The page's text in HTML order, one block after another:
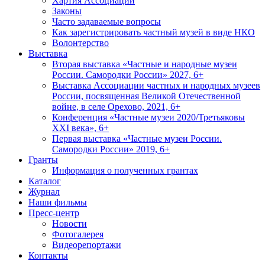
Законы
Часто задаваемые вопросы
Как зарегистрировать частный музей в виде НКО
Волонтерство
Выставка
Вторая выставка «Частные и народные музеи
России. Самородки России» 2027, 6+
Выставка Ассоциации частных и народных музеев
России, посвященная Великой Отечественной
войне, в селе Орехово, 2021, 6+
Конференция «Частные музеи 2020/Третьяковы
XXI века», 6+
Первая выставка «Частные музеи России.
Самородки России» 2019, 6+
Гранты
Информация о полученных грантах
Каталог
Журнал
Наши фильмы
Пресс-центр
Новости
Фотогалерея
Видеорепортажи
Контакты